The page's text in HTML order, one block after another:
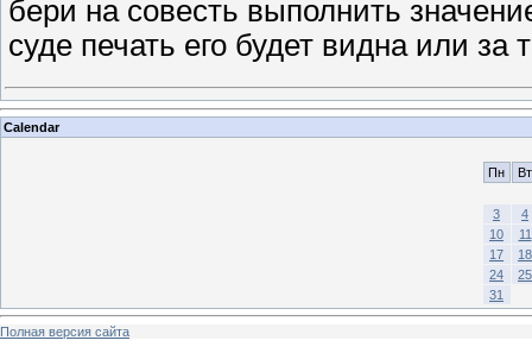
бери на совесть выполнить
суде печать его будет видна или за
Calendar
Пн Вт
3
4
10
11
17
18
24
25
31
Полная версия сайта